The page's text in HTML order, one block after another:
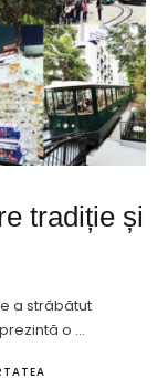
tradiție și
a străbătut
o …